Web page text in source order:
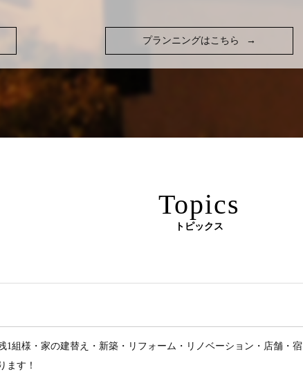
プランニングはこちら →
Topics
トピックス
1組様・家の建替え・新築・リフォーム・リノベーション・店舗・宿
ます！